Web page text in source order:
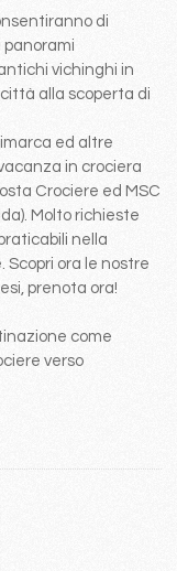
di
vichinghi in
alla scoperta di
ed altre
in crociera
Crociere ed MSC
Molto richieste
nella
Scopri ora le nostre
prenota ora!
come
verso